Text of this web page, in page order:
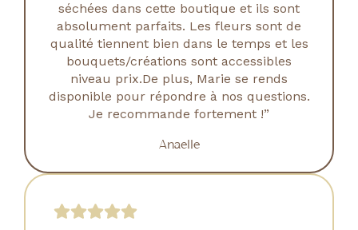
séchées dans cette boutique et ils sont
absolument parfaits. Les fleurs sont de
qualité tiennent bien dans le temps et les
bouquets/créations sont accessibles
niveau prix.De plus, Marie se rends
disponible pour répondre à nos questions.
Je recommande fortement !”
Anaelle